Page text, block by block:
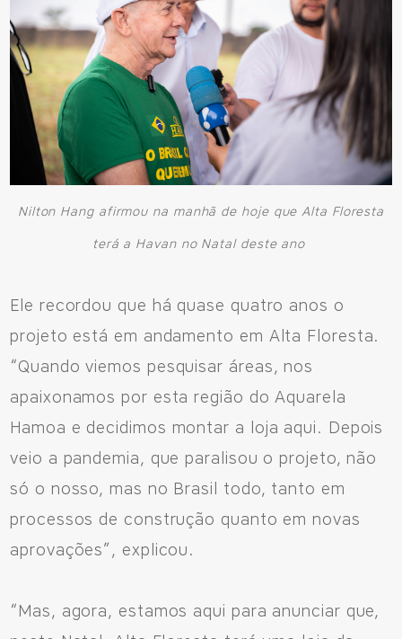
Fale Conosco
Avenida Eiffel, 819 - Aquarela das Artes Bairro Planejado,
Razão Social: Jmd Hamoa Urbanismo Ltda
Sinop/MT - 78.555-453
66 3531 9505
Fale pelo WhastApp
556692085083
Nilton Hang afirmou na manhã de hoje que Alta Floresta
terá a Havan no Natal deste ano
Ele recordou que há quase quatro anos o
projeto está em andamento em Alta Floresta.
“Quando viemos pesquisar áreas, nos
apaixonamos por esta região do Aquarela
Hamoa e decidimos montar a loja aqui. Depois
veio a pandemia, que paralisou o projeto, não
só o nosso, mas no Brasil todo, tanto em
processos de construção quanto em novas
aprovações”, explicou.
“Mas, agora, estamos aqui para anunciar que,